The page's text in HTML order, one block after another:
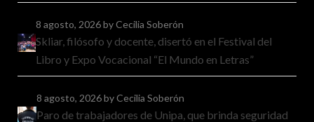
8 agosto, 2026by Cecilia Soberón
Skliar, filósofo y docente, disertó en el Festival del
Libro y Expo Vocacional “El Mundo en Letras”
8 agosto, 2026by Cecilia Soberón
Paro de trabajadores de Unipa, que brinda seguridad